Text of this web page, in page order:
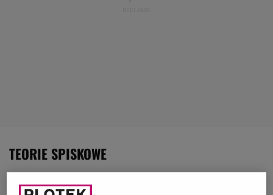
TEORIE SPISKOWE
zabrał głos. Wszystko jest już jasne